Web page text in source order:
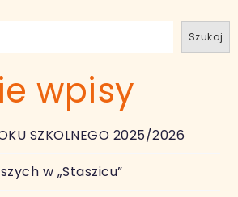
Szukaj
wpisy
SZKOLNEGO 2025/2026
w „Staszicu”